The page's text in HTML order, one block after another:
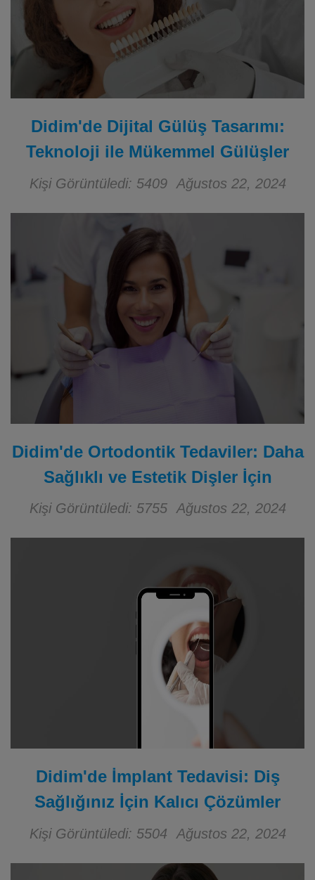
Didim'de Dijital Gülüş Tasarımı:
Teknoloji ile Mükemmel Gülüşler
Kişi Görüntüledi: 5409 Ağustos 22, 2024
Didim'de Ortodontik Tedaviler: Daha
Sağlıklı ve Estetik Dişler İçin
Kişi Görüntüledi: 5755 Ağustos 22, 2024
Didim'de İmplant Tedavisi: Diş
Sağlığınız İçin Kalıcı Çözümler
Kişi Görüntüledi: 5504 Ağustos 22, 2024